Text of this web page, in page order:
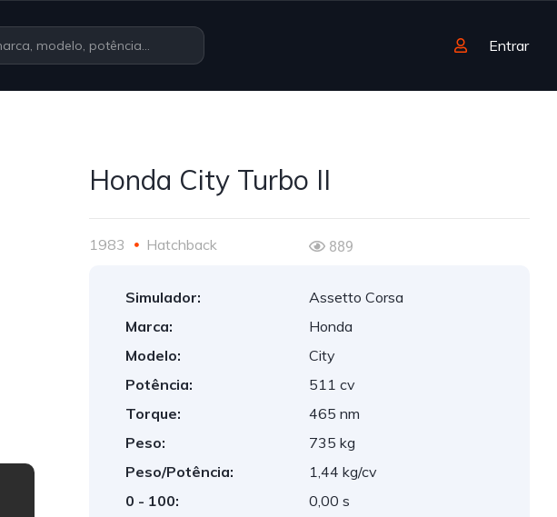
Entrar
Honda City Turbo II
1983 Hatchback 889
Simulador:
Assetto Corsa
Marca:
Honda
Modelo:
City
Potência:
511 cv
Torque:
465 nm
Peso:
735 kg
Peso/Potência:
1,44 kg/cv
0 - 100:
0,00 s